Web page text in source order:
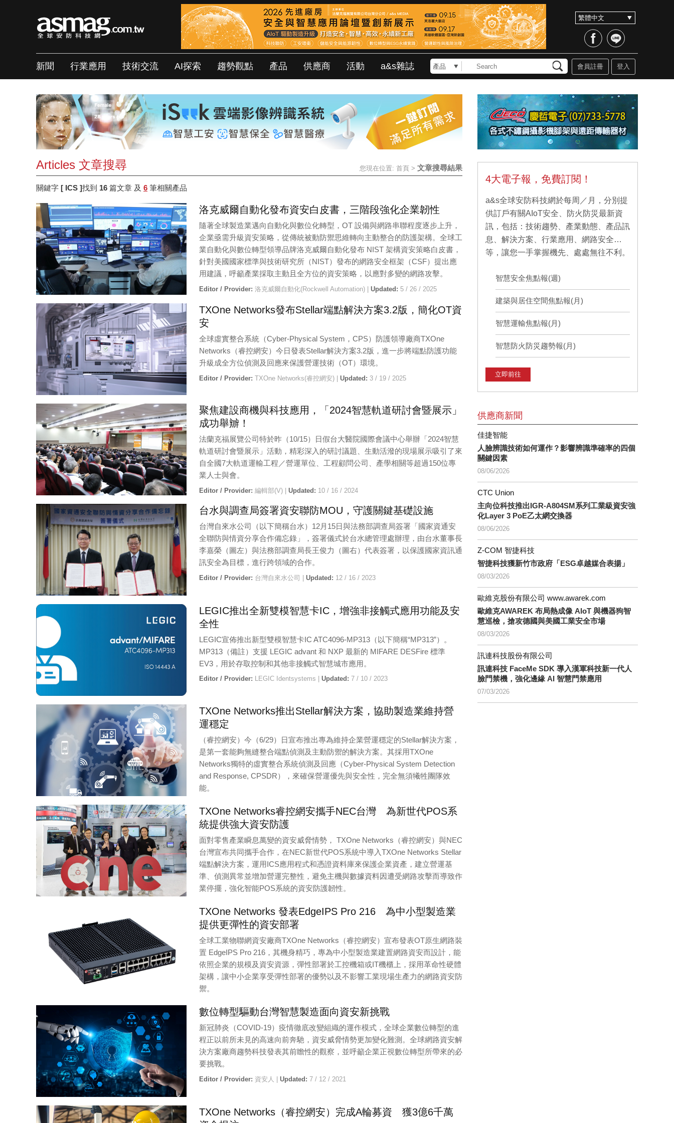
新聞 行業應用 技術交流 AI探索 趨勢觀點 產品 供應商 活動 a&s雜誌 登入
會員註冊
您現在位置: 首頁 > 文章搜尋結果
Articles 文章搜尋
關鍵字 [ ICS ]找到 16 篇文章 及 6 筆相關產品
洛克威爾自動化發布資安白皮書，三階段強化企業韌性
隨著全球製造業邁向自動化與數位化轉型，OT 設備與網路串聯程度逐步上升，
企業亟需升級資安策略，從傳統被動防禦思維轉向主動整合的防護架構。全球工
業自動化與數位轉型領導品牌洛克威爾自動化發布 NIST 架構資安策略白皮書，
針對美國國家標準與技術研究所（NIST）發布的網路安全框架（CSF）提出應
用建議，呼籲產業採取主動且全方位的資安策略，以應對多變的網路攻擊。
Editor / Provider: 洛克威爾自動化(Rockwell Automation) | Updated: 5 / 26 / 2025
TXOne Networks發布Stellar端點解決方案3.2版，簡化OT資
安
全球虛實整合系統（Cyber-Physical System，CPS）防護領導廠商TXOne
Networks（睿控網安）今日發表Stellar解決方案3.2版，進一步將端點防護功能
升級成全方位偵測及回應來保護營運技術（OT）環境。
Editor / Provider: TXOne Networks(睿控網安) | Updated: 3 / 19 / 2025
聚焦建設商機與科技應用，「2024智慧軌道研討會暨展示」
成功舉辧！
法蘭克福展覽公司特於昨（10/15）日假台大醫院國際會議中心舉辦「2024智慧
軌道研討會暨展示」活動，精彩深入的研討議題、生動活潑的現場展示吸引了來
自全國7大軌道運輸工程／營運單位、工程顧問公司、產學相關等超過150位專
業人士與會。
Editor / Provider: 編輯部(V) | Updated: 10 / 16 / 2024
台水與調查局簽署資安聯防MOU，守護關鍵基礎設施
台灣自來水公司（以下簡稱台水）12月15日與法務部調查局簽署「國家資通安
全聯防與情資分享合作備忘錄」，簽署儀式於台水總管理處辦理，由台水董事長
李嘉榮（圖左）與法務部調查局長王俊力（圖右）代表簽署，以保護國家資訊通
訊安全為目標，進行跨領域的合作。
Editor / Provider: 台灣自來水公司 | Updated: 12 / 16 / 2023
LEGIC推出全新雙模智慧卡IC，增強非接觸式應用功能及安
全性
LEGIC宣佈推出新型雙模智慧卡IC ATC4096-MP313（以下簡稱“MP313”）。
MP313（備註）支援 LEGIC advant 和 NXP 最新的 MIFARE DESFire 標準
EV3，用於存取控制和其他非接觸式智慧城市應用。
Editor / Provider: LEGIC Identsystems | Updated: 7 / 10 / 2023
TXOne Networks推出Stellar解決方案，協助製造業維持營
運穩定
（睿控網安）今（6/29）日宣布推出專為維持企業營運穩定的Stellar解決方案，
是第一套能夠無縫整合端點偵測及主動防禦的解決方案。其採用TXOne
Networks獨特的虛實整合系統偵測及回應（Cyber-Physical System Detection
and Response, CPSDR），來確保營運優先與安全性，完全無須犧牲團隊效
能。
TXOne Networks睿控網安攜手NEC台灣 為新世代POS系
統提供強大資安防護
面對零售產業瞬息萬變的資安威脅情勢， TXOne Networks（睿控網安）與NEC
台灣宣布共同攜手合作，在NEC新世代POS系統中導入TXOne Networks Stellar
端點解決方案，運用ICS應用程式和憑證資料庫來保護企業資產，建立營運基
準、偵測異常並增加營運完整性，避免主機與數據資料因遭受網路攻擊而導致作
業停擺，強化智能POS系統的資安防護韌性。
TXOne Networks 發表EdgeIPS Pro 216 為中小型製造業
提供更彈性的資安部署
全球工業物聯網資安廠商TXOne Networks（睿控網安）宣布發表OT原生網路裝
置 EdgeIPS Pro 216，其機身精巧，專為中小型製造業建置網路資安而設計，能
依照企業的規模及資安資源，彈性部署於工控機箱或IT機櫃上，採用革命性硬體
架構，讓中小企業享受彈性部署的優勢以及不影響工業現場生產力的網路資安防
禦。
數位轉型驅動台灣智慧製造面向資安新挑戰
新冠肺炎（COVID-19）疫情徹底改變組織的運作模式，全球企業數位轉型的進
程正以前所未見的高速向前奔馳，資安威脅情勢更加變化難測。全球網路資安解
決方案廠商趨勢科技發表其前瞻性的觀察，並呼籲企業正視數位轉型所帶來的必
要挑戰。
Editor / Provider: 資安人 | Updated: 7 / 12 / 2021
TXOne Networks（睿控網安）完成A輪募資 獲3億6千萬
4大電子報，免費訂閱！
a&s全球安防科技網於每周／月，分別提
供訂戶有關AIoT安全、防火防災最新資
訊，包括：技術趨勢、產業動態、產品訊
息、解決方案、行業應用、網路安全…
等，讓您一手掌握機先、處處無往不利。
智慧安全焦點報(週)
建築與居住空間焦點報(月)
智慧運輸焦點報(月)
智慧防火防災趨勢報(月)
立即前往
供應商新聞
佳捷智能
人臉辨識技術如何運作？影響辨識準確率的四個
關鍵因素
08/06/2026
CTC Union
主向位科技推出IGR-A804SM系列工業級資安強
化Layer 3 PoE乙太網交換器
08/06/2026
Z-COM 智捷科技
智捷科技獲新竹市政府「ESG卓越媒合表揚」
08/03/2026
歐維克股份有限公司 www.awarek.com
歐維克AWAREK 布局熱成像 AIoT 與機器狗智
慧巡檢，搶攻德國與美國工業安全市場
08/03/2026
訊連科技股份有限公司
訊連科技 FaceMe SDK 導入漢軍科技新一代人
臉門禁機，強化邊緣 AI 智慧門禁應用
07/03/2026